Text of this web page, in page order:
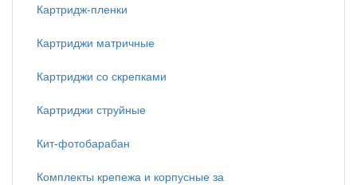
Картридж-пленки
Картриджи матричные
Картриджи со скрепками
Картриджи струйные
Кит-фотобарабан
Комплекты крепежа и корпусные за